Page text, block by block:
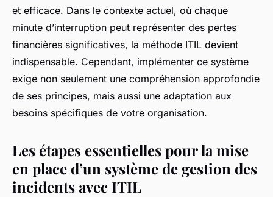
et efficace. Dans le contexte actuel, où chaque
minute d’interruption peut représenter des pertes
financières significatives, la méthode ITIL devient
indispensable. Cependant, implémenter ce système
exige non seulement une compréhension approfondie
de ses principes, mais aussi une adaptation aux
besoins spécifiques de votre organisation.
Les étapes essentielles pour la mise
en place d’un système de gestion des
incidents avec ITIL